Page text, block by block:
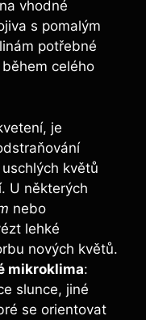
vhodné
s pomalým
potřebné
celého
je
květů
U některých
nebo
lehké
nových květů.
mikroklima:
slunce, jiné
se orientovat